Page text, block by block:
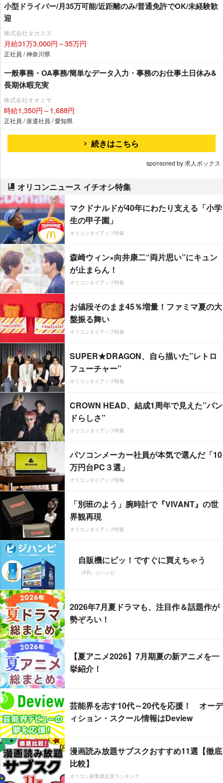
小型ドライバー/月35万可能/近距離のみ/普通免許でOK/未経験歓
迎
株式会社タカスズ
月給31万3,000円～35万円
正社員 / 神奈川県
一般事務・OA事務/簡単なデータ入力・事務のお仕事土日休み&
長期休暇充実
株式会社オオミヤ
時給1,350円～1,688円
正社員 / 派遣社員 / 愛知県
続きはこちら
sponsored by 求人ボックス
オリコンニュース イチオシ特集
マクドナルドが40年にわたり支える「小学
生の甲子園」
オリコンタイアップ特集
森崎ウィン×向井康二“両片思い”にキュン
が止まらん！
オリコンタイアップ特集
お値段そのまま45％増量！ファミマ夏の大
盤振る舞い
オリコンタイアップ特集
SUPER★DRAGON、自ら描いた”レトロ
フューチャー”
オリコンタイアップ特集
CROWN HEAD、結成1周年で見えた”バン
ドらしさ”
オリコンタイアップ特集
パソコンメーカー社員が本気で選んだ「10
万円台PC３選」
オリコンタイアップ特集
「別班のよう」腕時計で『VIVANT』の世
界観再現
オリコンタイアップ特集
自販機にピッ！ですぐに買えちゃう
（PR）ジハンピ
2026年7月夏ドラマも、注目作＆話題作が
勢ぞろい！
【夏アニメ2026】7月期夏の新アニメを一
挙紹介！
芸能界を志す10代～20代を応援！ オーデ
ィション・スクール情報はDeview
漫画読み放題サブスクおすすめ11選【徹底
比較】
オリコン顧客満足度ランキング